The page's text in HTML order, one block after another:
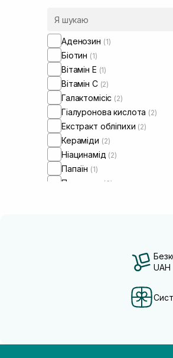
мікробіомом
Аденозин (1)
Біотин (1)
Вітамін Е (1)
Вітамін C (2)
Галактомісіс (2)
Гіалуронова кислота (2)
Екстракт обліпихи (2)
Кераміди (2)
Ніацинамід (2)
Папаїн (1)
Пантенол (3)
UAH